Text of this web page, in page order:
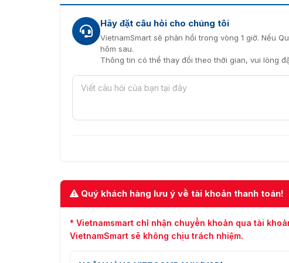
Hãy đặt câu hỏi cho chúng tôi
VietnamSmart sẽ phản hồi trong vòng 1 giờ. Nếu
hôm sau.
Thông tin có thể thay đổi theo thời gian, vui lòng
Quý khách hàng lưu ý về tài khoản thanh toán!
* Vietnamsmart chỉ nhận chuyển khoản qua tài
VietnamSmart sẽ không chịu trách nhiệm.